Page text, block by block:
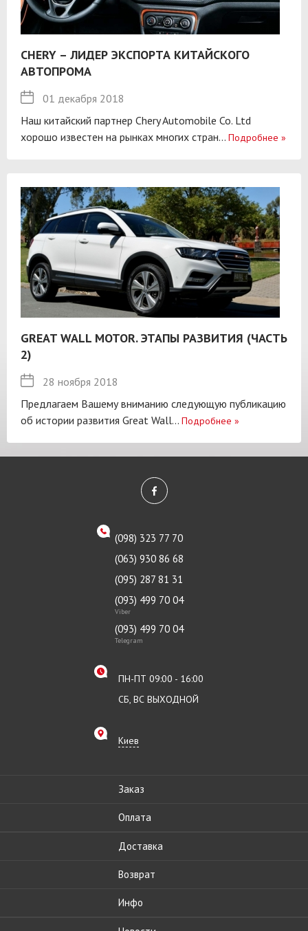
CHERY – ЛИДЕР ЭКСПОРТА КИТАЙСКОГО
АВТОПРОМА
01 декабря 2018
Наш китайский партнер Chery Automobile Co. Ltd
хорошо известен на рынках многих стран... Подробнее »
GREAT WALL MOTOR. ЭТАПЫ РАЗВИТИЯ (ЧАСТЬ
2)
28 ноября 2018
Предлагаем Вашему вниманию следующую публикацию
об истории развития Great Wall... Подробнее »
(098) 323 77 70
(063) 930 86 68
(095) 287 81 31
(093) 499 70 04
Viber
(093) 499 70 04
Telegram
ПН-ПТ 09:00 - 16:00
СБ, ВС ВЫХОДНОЙ
Киев
Заказ
Оплата
Доставка
Возврат
Инфо